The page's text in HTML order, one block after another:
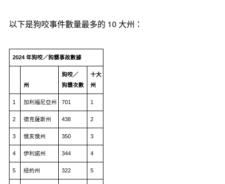
以下是狗咬事件數量最多的 10 大州：
2024 年狗咬／狗襲事故數據
州
狗咬／
狗襲次數
十大
州
1 加利福尼亞州 701 1
2 德克薩斯州 438 2
3 俄亥俄州 350 3
4 伊利諾州 344 4
5 紐約州 322 5